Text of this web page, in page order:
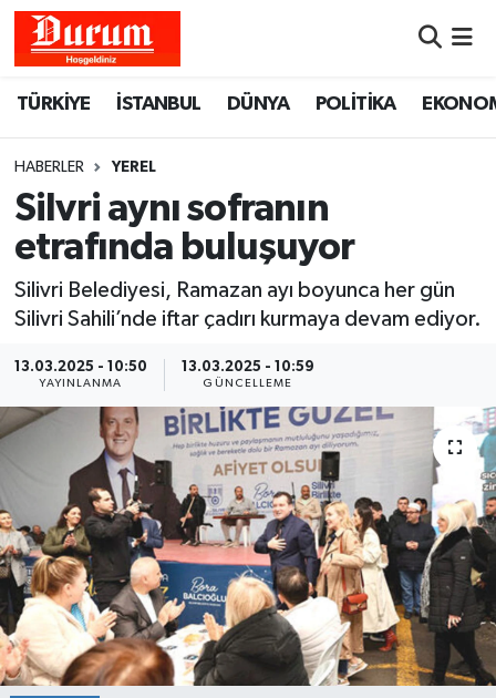
TÜRKİYE İSTANBUL DÜNYA POLİTİKA
HABERLER YEREL
Silvri aynı sofranın
etrafında buluşuyor
Silivri Belediyesi, Ramazan ayı boyunca her gün
Silivri Sahili’nde iftar çadırı kurmaya devam ediyor.
13.03.2025 - 10:50
YAYINLANMA
13.03.2025 - 10:59
GÜNCELLEME
Hava Durumu
Namaz Vakitleri
Trafik Durumu
Süper Lig Puan Durumu ve Fikstür
Tüm Manşetler
Son Dakika Haberleri
Haber Arşivi